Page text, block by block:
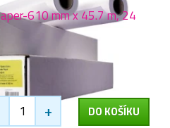
610 mm x 45.7 m, 24
+ DO KOŠÍKU